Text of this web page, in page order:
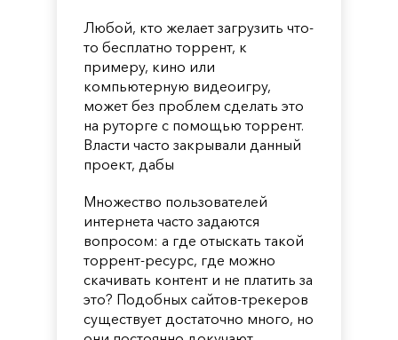
Любой, кто желает загрузить что-
то бесплатно торрент, к
примеру, кино или
компьютерную видеоигру,
может без проблем сделать это
на руторге с помощью торрент.
Власти часто закрывали данный
проект, дабы
Множество пользователей
интернета часто задаются
вопросом: а где отыскать такой
торрент-ресурс, где можно
скачивать контент и не платить за
это? Подобных сайтов-трекеров
существует достаточно много, но